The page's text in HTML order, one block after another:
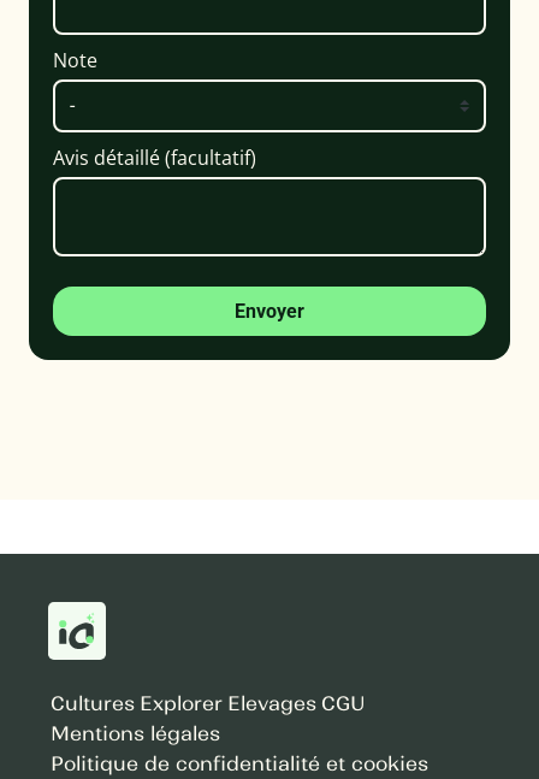
Note
Avis détaillé (facultatif)
Envoyer
Cultures Explorer Elevages CGU
Mentions légales
Politique de confidentialité et cookies